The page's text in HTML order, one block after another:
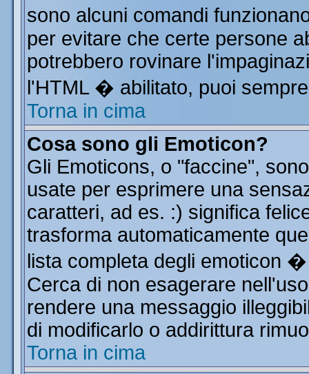
sono alcuni comandi
per evitare che certe persone
potrebbero rovinare
l'HTML � abilitato, puoi
Torna in cima
Cosa sono gli Emoticon?
Gli Emoticons, o "faccine",
usate per esprimere una
caratteri, ad es. :) significa
trasforma automaticamente
lista completa degli emoticon
Cerca di non esagerare
rendere una messaggio
di modificarlo o addirittura
Torna in cima